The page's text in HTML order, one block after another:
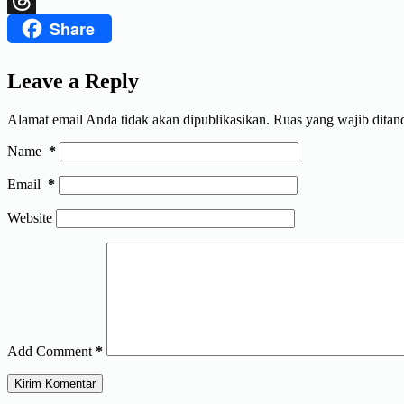
ThreadsShare
Leave a Reply
Alamat email Anda tidak akan dipublikasikan. Ruas yang wajib
Name *
Email *
Website
Add Comment *
Kirim Komentar